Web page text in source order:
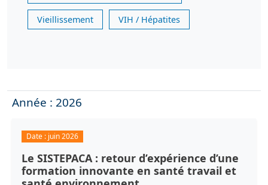
Vieillissement VIH / Hépatites
Année : 2026
Date : juin 2026
Le SISTEPACA : retour d’expérience d’une
formation innovante en santé travail et